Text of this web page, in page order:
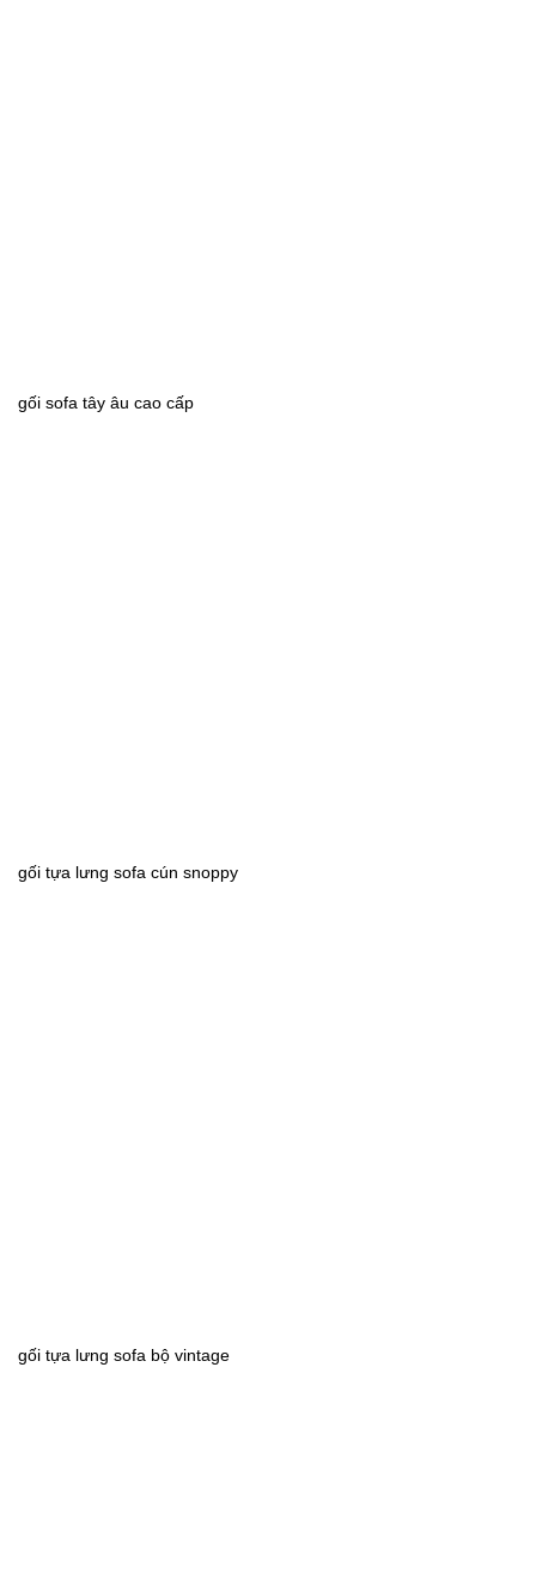
gối sofa tây âu cao cấp
gối tựa lưng sofa cún snoppy
gối tựa lưng sofa bộ vintage